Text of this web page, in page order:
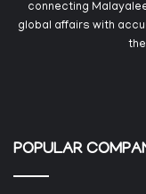
connecting
global affairs with
POPULAR